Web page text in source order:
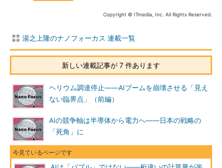
Copyright © ITmedia, Inc. All Rights Reserved.
湯之上隆のナノフォーカス 連載一覧
新しい連載記事が 7 件あります
ヘリウム調達停止――AIブームを崩壊させる「見え
ない臨界点」（前編）
AIの競争軸は半導体から電力へ――日本の戦略の
「死角」に